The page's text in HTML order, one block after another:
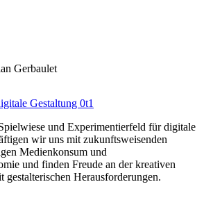
Gerbaulet
Gestaltung 0t1
und Experimentierfeld für digitale
wir uns mit zukunftsweisenden
Medienkonsum und
und finden Freude an der kreativen
gestalterischen Herausforderungen.